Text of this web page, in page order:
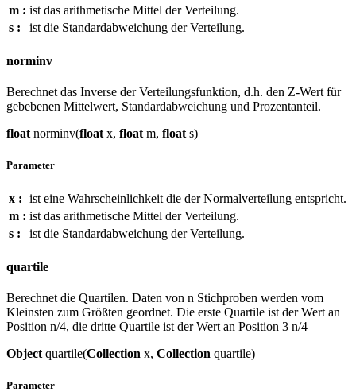
m : ist das arithmetische Mittel der Verteilung.
s :
ist die Standardabweichung der Verteilung.
norminv
Berechnet das Inverse der Verteilungsfunktion, d.h. den Z-Wert für
gebebenen Mittelwert, Standardabweichung und Prozentanteil.
floatnorminv(floatx, floatm, floats)
Parameter
x : ist eine Wahrscheinlichkeit die der Normalverteilung entspricht.
m : ist das arithmetische Mittel der Verteilung.
s :
ist die Standardabweichung der Verteilung.
quartile
Berechnet die Quartilen. Daten von n Stichproben werden vom
Kleinsten zum Größten geordnet. Die erste Quartile ist der Wert an
Position n/4, die dritte Quartile ist der Wert an Position 3 n/4
Object quartile(Collection x, Collection quartile)
Parameter